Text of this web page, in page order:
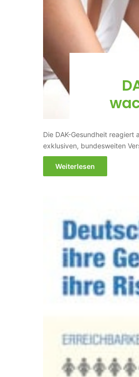
Die DAK-Gesundheit
exklusiven, bundesweiten
Weiterlesen